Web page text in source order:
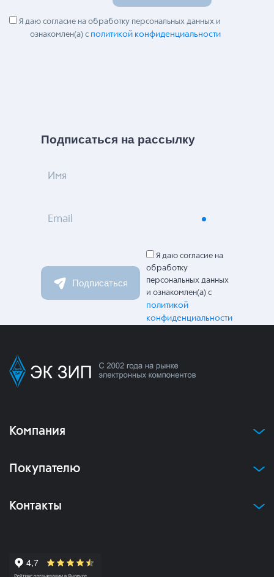
Я даю согласие на обработку персональных данных и
ознакомлен(а) с политикой конфиденциальности
Подписаться на рассылку
Имя
Email
Подписаться
Я даю согласие на
обработку
персональных данных
и ознакомлен(а) с
политикой
конфиденциальности
Компания
Покупателю
Контакты